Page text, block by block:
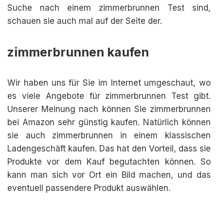
Suche nach einem zimmerbrunnen Test sind,
schauen sie auch mal auf der Seite der.
zimmerbrunnen kaufen
Wir haben uns für Sie im Internet umgeschaut, wo
es viele Angebote für zimmerbrunnen Test gibt.
Unserer Meinung nach können Sie zimmerbrunnen
bei Amazon sehr günstig kaufen. Natürlich können
sie auch zimmerbrunnen in einem klassischen
Ladengeschäft kaufen. Das hat den Vorteil, dass sie
Produkte vor dem Kauf begutachten können. So
kann man sich vor Ort ein Bild machen, und das
eventuell passendere Produkt auswählen.